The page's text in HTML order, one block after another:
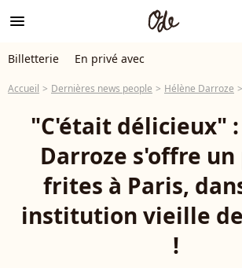
menu
Billetterie En privé avec
Accueil Dernières news people Hélène Darroze
"C'était délicieux"
Darroze s'offre
frites à Paris,
institution vieille de
!